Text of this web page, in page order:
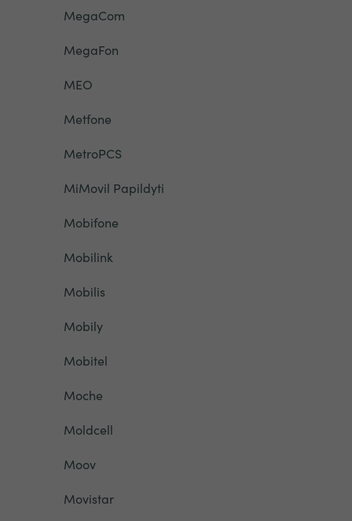
MegaCom
MegaFon
MEO
Metfone
MetroPCS
MiMovil Papildyti
Mobifone
Mobilink
Mobilis
Mobily
Mobitel
Moche
Moldcell
Moov
Movistar